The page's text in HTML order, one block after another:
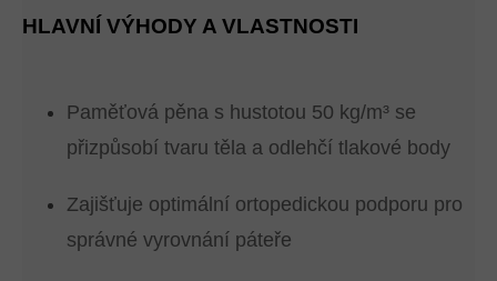
HLAVNÍ VÝHODY A VLASTNOSTI
Paměťová pěna s hustotou 50 kg/m³ se
přizpůsobí tvaru těla a odlehčí tlakové body
Zajišťuje optimální ortopedickou podporu pro
správné vyrovnání páteře